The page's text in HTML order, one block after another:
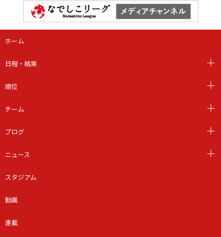
ホーム
日程・結果
順位
チーム
ブログ
ニュース
スタジアム
動画
連載